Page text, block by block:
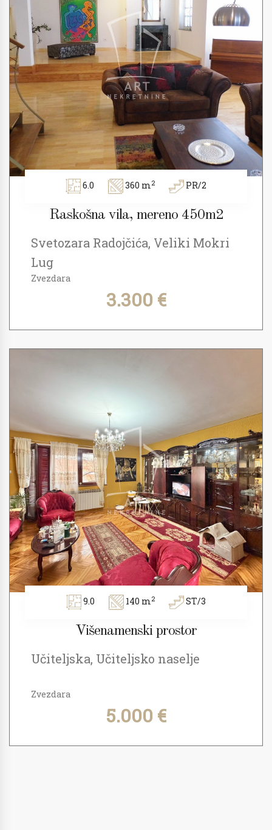
6.0 360 m2 PR/2
Raskošna vila, mereno 450m2
Svetozara Radojčića, Veliki Mokri
Lug
Zvezdara
3.300 €
9.0 140 m2 ST/3
Višenamenski prostor
Učiteljska, Učiteljsko naselje
Zvezdara
5.000 €